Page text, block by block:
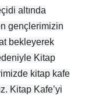
altında
gençlerimizin
bekleyerek
Kitap
kitap kafe
Kitap Kafe’yi